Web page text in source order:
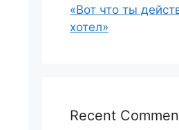
«Вот что ты
хотел»
Recent